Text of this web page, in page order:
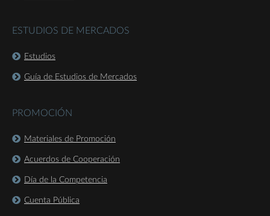
ESTUDIOS DE MERCADOS
Estudios
Guía de Estudios de Mercados
PROMOCIÓN
Materiales de Promoción
Acuerdos de Cooperación
Día de la Competencia
Cuenta Pública